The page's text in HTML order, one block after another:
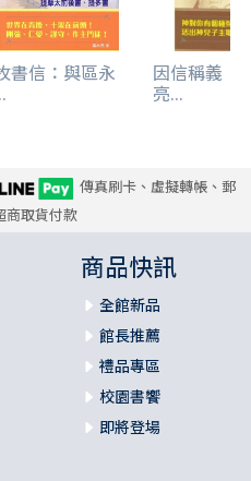
書信：與區永 因信稱義：
亮...
傳真刷卡、虛擬轉帳、郵
商取貨付款
商品快訊
全館新品
館長推薦
禮品專區
校園書饗
即將登場